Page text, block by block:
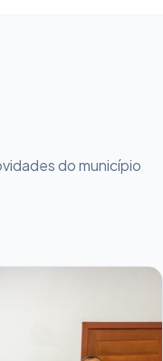
do município